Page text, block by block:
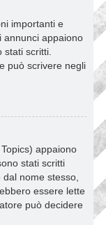
importanti e
annunci appaiono
stati scritti.
può scrivere negli
appaiono
stati scritti
nome stesso,
essere lette
può decidere